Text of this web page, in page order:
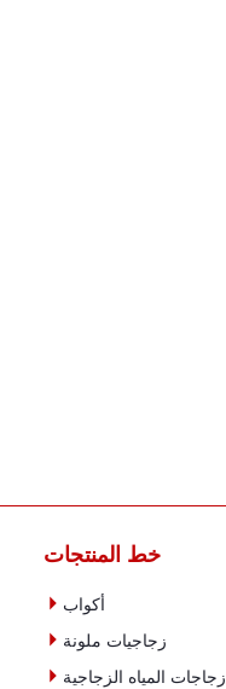
خط المنتجات
 أكواب
 زجاجيات ملونة
 زجاجات المياه الزجاجية